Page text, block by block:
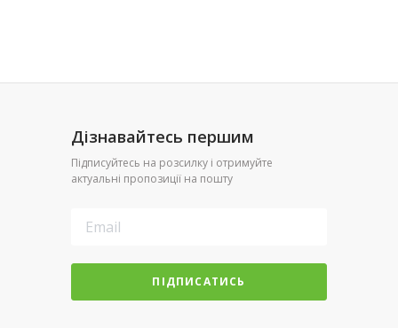
Дізнавайтесь першим
Підписуйтесь на розсилку і отримуйте
актуальні пропозиції на пошту
ПІДПИСАТИСЬ